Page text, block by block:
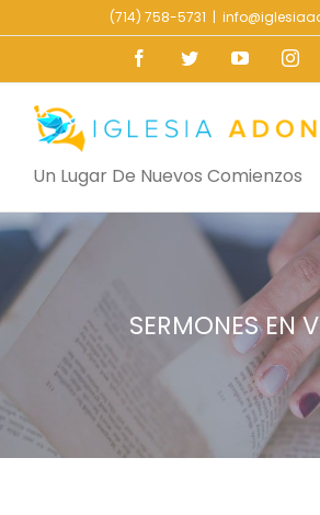
content
(714) 758-5731 |
FacebookTwitterYouTube
Un Lugar De Nuevos Comienzos
SERMONES EN